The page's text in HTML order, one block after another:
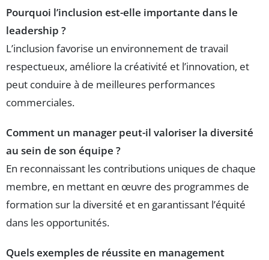
Pourquoi l’inclusion est-elle importante dans le
leadership ?
L’inclusion favorise un environnement de travail
respectueux, améliore la créativité et l’innovation, et
peut conduire à de meilleures performances
commerciales.
Comment un manager peut-il valoriser la diversité
au sein de son équipe ?
En reconnaissant les contributions uniques de chaque
membre, en mettant en œuvre des programmes de
formation sur la diversité et en garantissant l’équité
dans les opportunités.
Quels exemples de réussite en management